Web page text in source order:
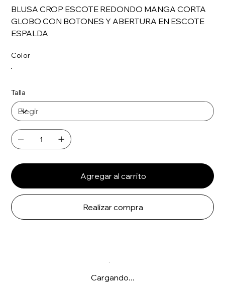
BLUSA CROP ESCOTE REDONDO MANGA CORTA
GLOBO CON BOTONES Y ABERTURA EN ESCOTE
ESPALDA
Color
Talla
Agregar al carrito
Realizar compra
Cargando...